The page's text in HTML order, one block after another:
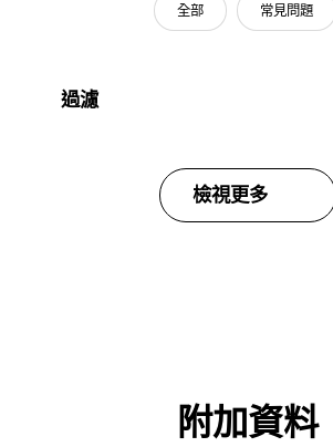
全部 常見問題
過濾
檢視更多
附加資料